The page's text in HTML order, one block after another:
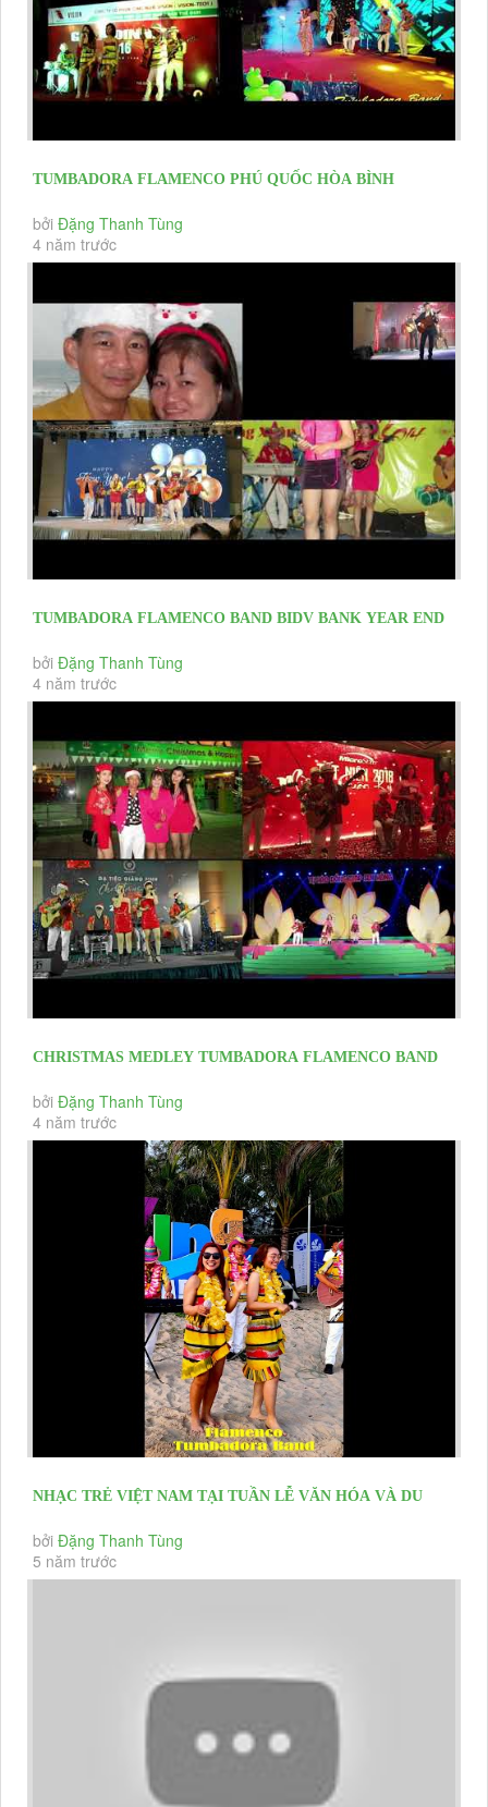
TUMBADORA FLAMENCO PHÚ QUỐC HÒA BÌNH
RESORT VISSION TECH CO YEAR END...
bởi Đặng Thanh Tùng
4 năm trước
TUMBADORA FLAMENCO BAND BIDV BANK YEAR END
PARTY 2020 & HAPPY NEW YEAR...
bởi Đặng Thanh Tùng
4 năm trước
CHRISTMAS MEDLEY TUMBADORA FLAMENCO BAND
Profile Tumbadora Band Christmas &...
bởi Đặng Thanh Tùng
4 năm trước
NHẠC TRẺ VIỆT NAM TẠI TUẦN LỄ VĂN HÓA VÀ DU
LỊCH LONG HẢI 2021
bởi Đặng Thanh Tùng
5 năm trước